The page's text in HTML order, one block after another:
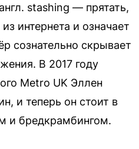
stashing — прятать,
интернета и означает
сознательно скрывает
В 2017 году
Metro UK Эллен
и теперь он стоит в
и бредкрамбингом.